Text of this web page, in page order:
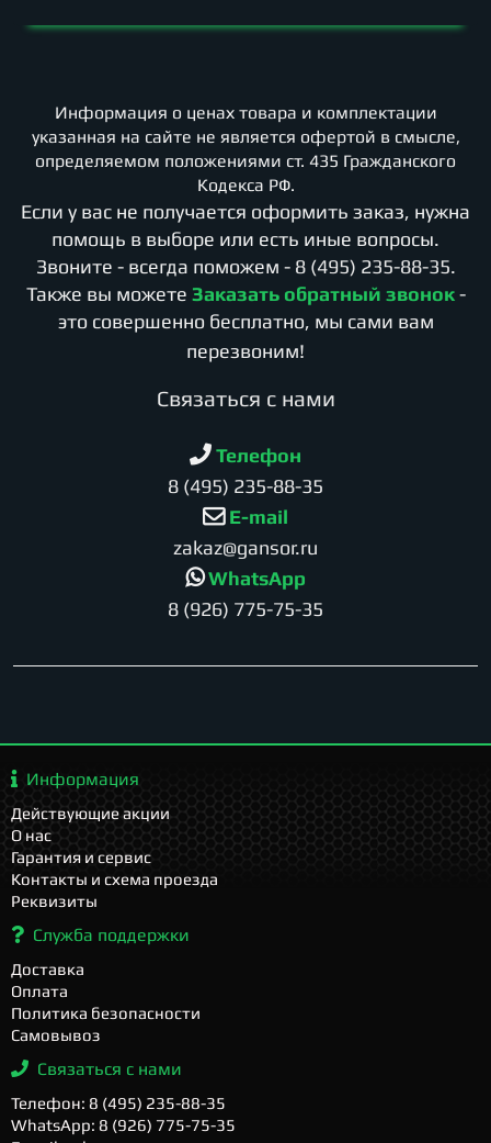
Информация о ценах товара и комплектации
указанная на сайте не является офертой в смысле,
определяемом положениями ст. 435 Гражданского
Кодекса РФ.
Если у вас не получается оформить заказ, нужна
помощь в выборе или есть иные вопросы.
Звоните - всегда поможем - 8 (495) 235-88-35.
Также вы можете Заказать обратный звонок -
это совершенно бесплатно, мы сами вам
перезвоним!
Cвязаться с нами
Телефон
8 (495) 235-88-35
E-mail
zakaz@gansor.ru
WhatsApp
8 (926) 775-75-35
Информация
Действующие акции
О нас
Гарантия и сервис
Контакты и схема проезда
Реквизиты
Служба поддержки
Доставка
Оплата
Политика безопасности
Самовывоз
Связаться с нами
Телефон: 8 (495) 235-88-35
WhatsApp: 8 (926) 775-75-35